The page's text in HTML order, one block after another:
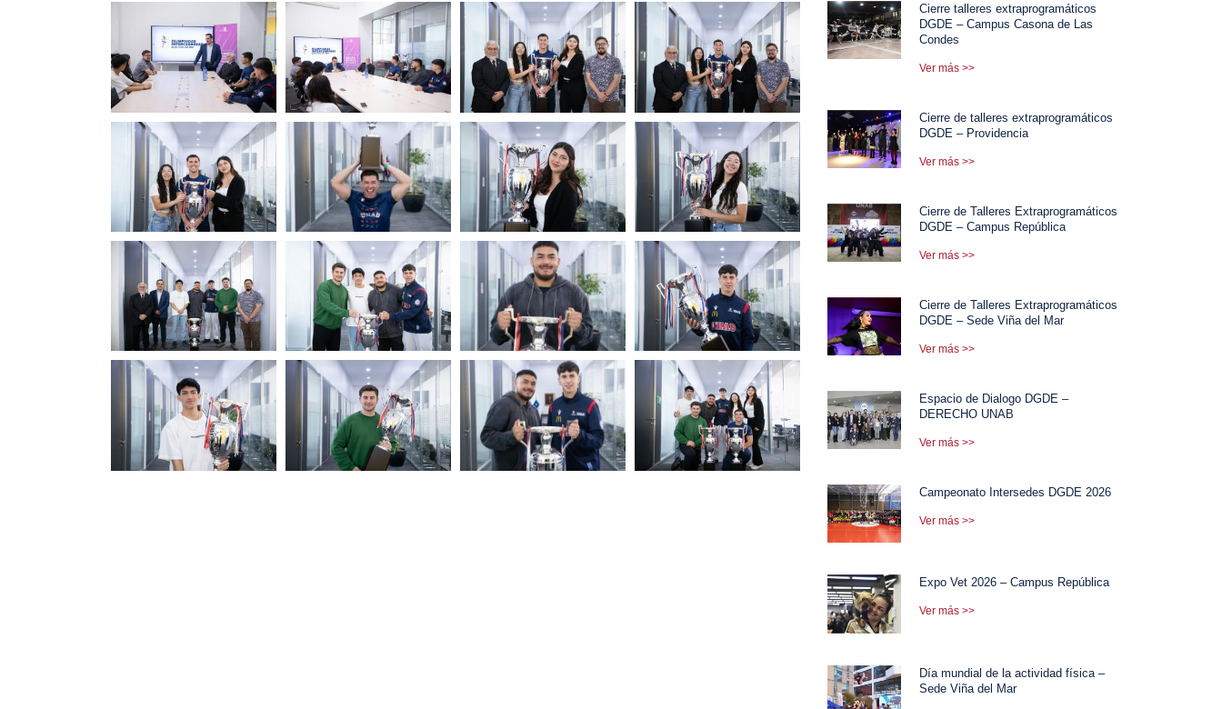
Cierre talleres extraprogramáticos
DGDE – Campus Casona de Las
Condes
Ver más >>
Cierre de talleres extraprogramáticos
DGDE – Providencia
Ver más >>
Cierre de Talleres Extraprogramáticos
DGDE – Campus República
Ver más >>
Cierre de Talleres Extraprogramáticos
DGDE – Sede Viña del Mar
Ver más >>
Espacio de Dialogo DGDE –
DERECHO UNAB
Ver más >>
Campeonato Intersedes DGDE 2026
Ver más >>
Expo Vet 2026 – Campus República
Ver más >>
Día mundial de la actividad física –
Sede Viña del Mar